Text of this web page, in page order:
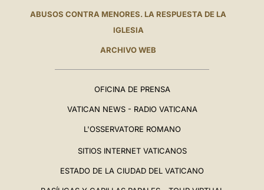
ABUSOS CONTRA MENORES. LA RESPUESTA DE LA
IGLESIA
ARCHIVO WEB
OFICINA DE PRENSA
VATICAN NEWS - RADIO VATICANA
L'OSSERVATORE ROMANO
SITIOS INTERNET VATICANOS
ESTADO DE LA CIUDAD DEL VATICANO